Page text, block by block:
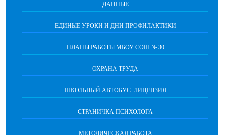
ДАННЫЕ
ЕДИНЫЕ УРОКИ И ДНИ ПРОФИЛАКТИКИ
ПЛАНЫ РАБОТЫ МБОУ СОШ № 30
ОХРАНА ТРУДА
ШКОЛЬНЫЙ АВТОБУС. ЛИЦЕНЗИЯ
СТРАНИЧКА ПСИХОЛОГА
МЕТОДИЧЕСКАЯ РАБОТА